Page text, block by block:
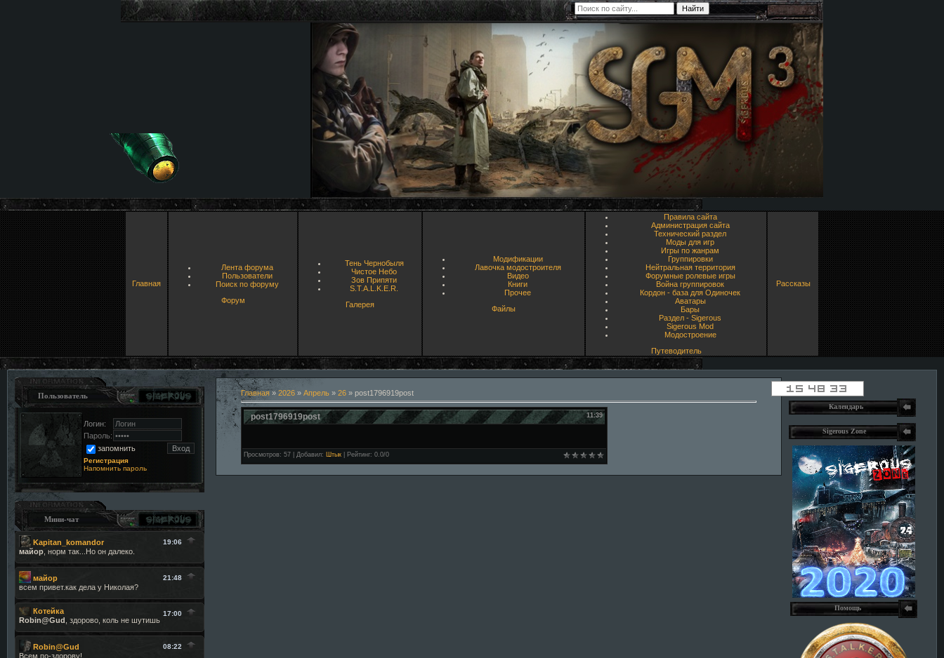
Главная
Лента форума
Пользователи
Поиск по форуму
Форум
Тень Чернобыля
Чистое Небо
Зов Припяти
S.T.A.L.K.E.R.
Галерея
Модификации
Лавочка модостроителя
Видео
Книги
Прочее
Файлы
Правила сайта
Администрация сайта
Технический раздел
Моды для игр
Игры по жанрам
Группировки
Нейтральная территория
Форумные ролевые игры
Война группировок
Кордон - база для Одиночек
Аватары
Бары
Раздел - Sigerous
Sigerous Mod
Модостроение
Путеводитель
Рассказы
Пользователь
Логин:
Пароль:
запомнить
Регистрация
Напомнить пароль
Мини-чат
Главная» 2026 » Апрель » 26 » post1796919post
11:39
post1796919post
Просмотров: 57 Добавил: Штык Рейтинг: 0.0/0
Календарь
Sigerous Zone
Помощь